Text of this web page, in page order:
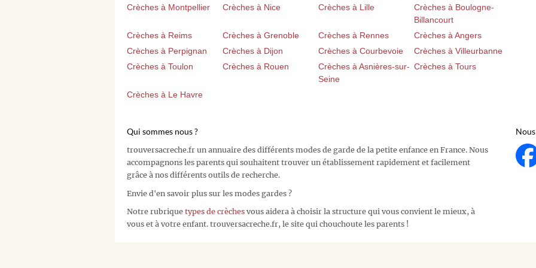
Crèches à Montpellier
Crèches à Nice Crèches à Lille
Crèches à Boulogne-
Billancourt
Crèches à Reims
Crèches à Grenoble Crèches à Rennes
Crèches à Angers
Crèches à Perpignan
Crèches à Dijon Crèches à Courbevoie
Crèches à Villeurbanne
Crèches à Toulon
Crèches à Rouen
Crèches à Asnières-sur-
Seine
Crèches à Tours
Crèches à Le Havre
Qui sommes nous ?
trouversacreche.fr un annuaire des différents modes de garde de la petite enfance en France. Nous
accompagnons les parents qui souhaitent trouver un établissement rapidement et facilement
grâce à nos différents outils de recherche.
Envie d'en savoir plus sur les modes gardes ?
Notre rubrique types de crèches vous aidera à choisir la structure qui vous convient le mieux, à
vous et à votre enfant. trouversacreche.fr, le site qui chouchoute les parents !